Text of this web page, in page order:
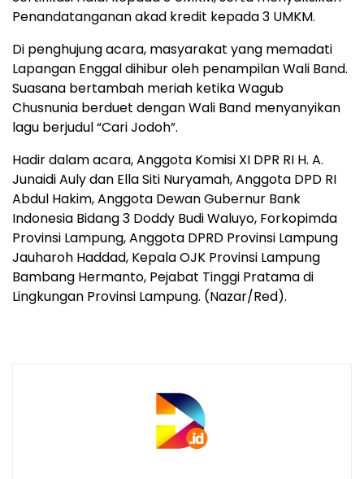
Penandatanganan akad kredit kepada 3 UMKM.
Di penghujung acara, masyarakat yang memadati
Lapangan Enggal dihibur oleh penampilan Wali Band.
Suasana bertambah meriah ketika Wagub
Chusnunia berduet dengan Wali Band menyanyikan
lagu berjudul “Cari Jodoh”.
Hadir dalam acara, Anggota Komisi XI DPR RI H. A.
Junaidi Auly dan Ella Siti Nuryamah, Anggota DPD RI
Abdul Hakim, Anggota Dewan Gubernur Bank
Indonesia Bidang 3 Doddy Budi Waluyo, Forkopimda
Provinsi Lampung, Anggota DPRD Provinsi Lampung
Jauharoh Haddad, Kepala OJK Provinsi Lampung
Bambang Hermanto, Pejabat Tinggi Pratama di
Lingkungan Provinsi Lampung. (Nazar/Red).